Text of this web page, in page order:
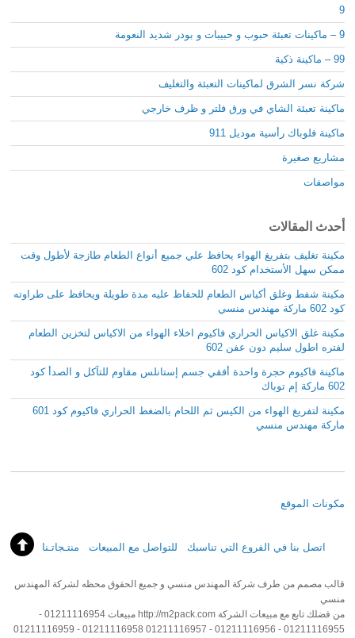
9
9 – ماكينات تعبئة حبوب و حبيبات و بودر شديد النعومة
99 – ماكينة ذكية
شركة نسر الشرق لماكينات التعبئة والتغليف
ماكينة تعبئة الشاي في ورق فلتر و ظرف خارجي
ماكينة فلوباك رأسية موديل 911
مشاريع صغيرة
مواصفات
أحدث المقالات
مكينة تغليف بتفريغ الهواء يحافظ علي جميع أنواع الطعام طازجة لأطول وقت
ممكن سهل الأستخدام كود 602
مكينة شفط وغلق أكياس الطعام للحفاظ عليه مدة طويلة ويحافظ على طراوته
كود 602 ماركة مهندس منسي
مكينة غلق الاكياس الحراري فاكيوم اخلاء الهواء من الاكياس لتخزين الطعام
لفتره اطول سليم دون عفن 602
ماكينة فاكيوم حجرة واحدة أفقي جسم إستانلس مقاوم للتآكل و الصدأ كود
602 ماركة إم توباك
مكينة لتفريغ الهواء من الكيس ثم اللحام بالضغط الحراري فاكيوم كود 601
ماركة مهندس منسي
مكونات الموقع
اتصل بنا في الفروع التي تناسبك للتواصل مع المبيعات منتـجاتـنا
قالب مصمم من طرف شركة المهندس منسي و جميع الحقوق محظه لشركة المهندس
منسي
من فضلك تابع مع مبيعات الشركة http://m2pack.com مبيعات 01211116954 -
01211116955 - 01211116956 - 01211116957 01211116958 - 01211116959